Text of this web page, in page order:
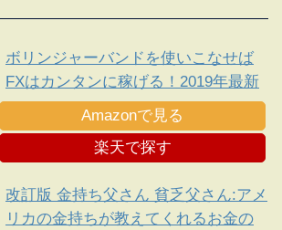
ボリンジャーバンドを使いこなせば
FXはカンタンに稼げる！2019年最新
版
Amazonで見る
楽天で探す
改訂版 金持ち父さん 貧乏父さん:アメ
リカの金持ちが教えてくれるお金の